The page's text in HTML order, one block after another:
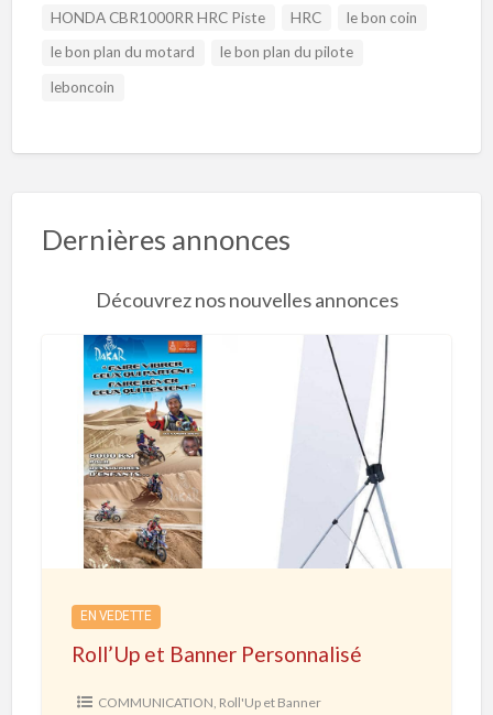
HONDA CBR1000RR HRC Piste
HRC
le bon coin
le bon plan du motard
le bon plan du pilote
leboncoin
Dernières annonces
Découvrez nos nouvelles annonces
p
EN VEDETTE
Roll’Up et Banner Personnalisé
COMMUNICATION, Roll'Up et Banner